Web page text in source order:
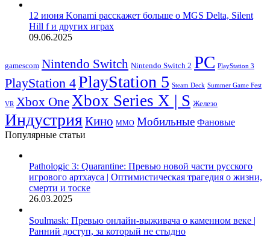
12 июня Konami расскажет больше о MGS Delta, Silent
Hill f и других играх
09.06.2025
gamescom Nintendo Switch Nintendo Switch 2 PC PlayStation 3
PlayStation 4PlayStation 5 Steam Deck Summer Game Fest
VR Xbox OneXbox Series X | S Железо
ИндустрияКино ММО Мобильные Фановые
Популярные статьи
Pathologic 3: Quarantine: Превью новой части русского
игрового артхауса | Оптимистическая трагедия о жизни,
смерти и тоске
26.03.2025
Soulmask: Превью онлайн-выживача о каменном веке |
Ранний доступ, за который не стыдно